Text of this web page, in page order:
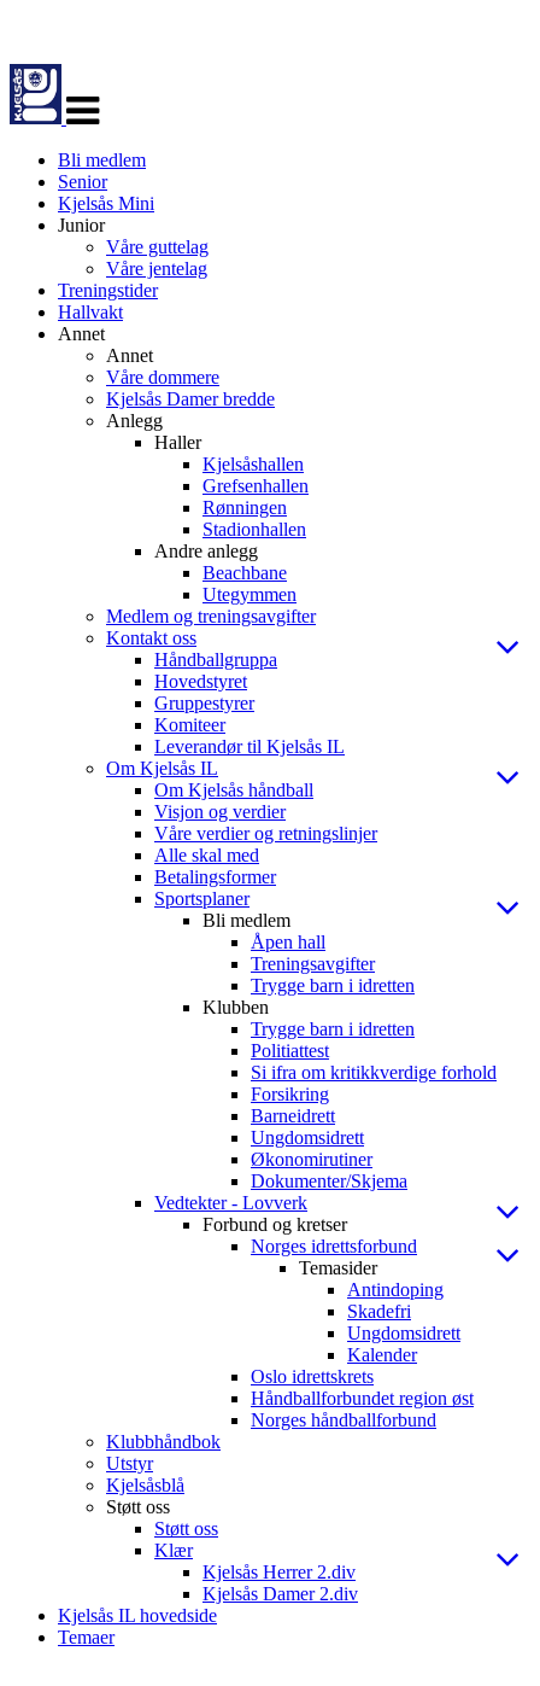
navigasjon
Bli medlem
Senior
Kjelsås Mini
Junior
Våre guttelag
Våre jentelag
Treningstider
Hallvakt
Annet
Annet
Våre dommere
Kjelsås Damer bredde
Anlegg
Haller
Kjelsåshallen
Grefsenhallen
Rønningen
Stadionhallen
Andre anlegg
Beachbane
Utegymmen
Medlem og treningsavgifter
Kontakt oss
Håndballgruppa
Hovedstyret
Gruppestyrer
Komiteer
Leverandør til Kjelsås IL
Om Kjelsås IL
Om Kjelsås håndball
Visjon og verdier
Våre verdier og retningslinjer
Alle skal med
Betalingsformer
Sportsplaner
Bli medlem
Åpen hall
Treningsavgifter
Trygge barn i idretten
Klubben
Trygge barn i idretten
Politiattest
Si ifra om kritikkverdige forhold
Forsikring
Barneidrett
Ungdomsidrett
Økonomirutiner
Dokumenter/Skjema
Vedtekter - Lovverk
Forbund og kretser
Norges idrettsforbund
Temasider
Antindoping
Skadefri
Ungdomsidrett
Kalender
Oslo idrettskrets
Håndballforbundet region øst
Norges håndballforbund
Klubbhåndbok
Utstyr
Kjelsåsblå
Støtt oss
Støtt oss
Klær
Kjelsås Herrer 2.div
Kjelsås Damer 2.div
Kjelsås IL hovedside
Temaer